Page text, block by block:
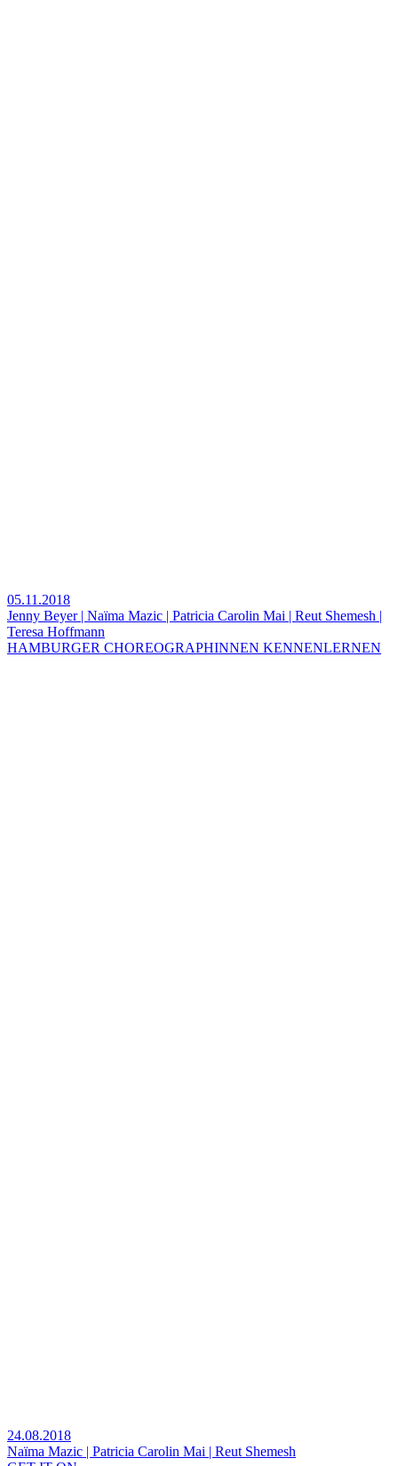
05.11.2018
Jenny Beyer | Naïma Mazic | Patricia Carolin Mai | Reut Shemesh |
Teresa Hoffmann
HAMBURGER CHOREOGRAPHINNEN KENNENLERNEN
24.08.2018
Naïma Mazic | Patricia Carolin Mai | Reut Shemesh